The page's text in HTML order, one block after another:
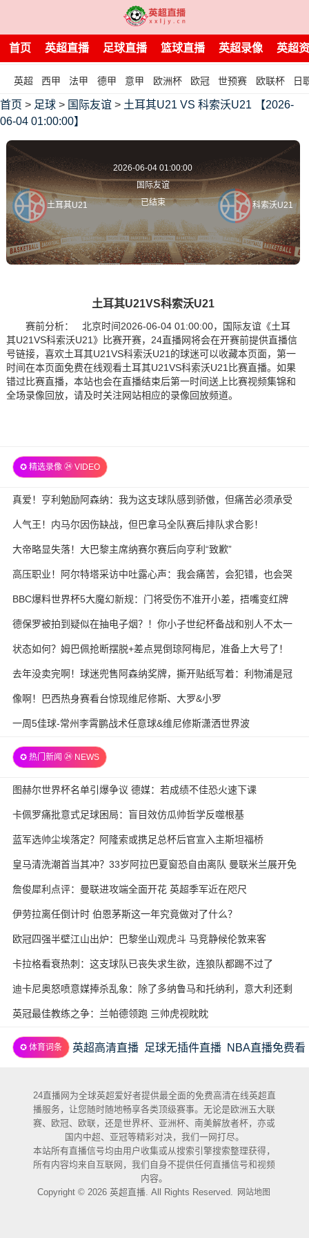
首页 英超直播 足球直播 篮球直播 英超录像 英超
英超 西甲 法甲 德甲 意甲 欧洲杯 欧冠 世预赛 欧联杯 日
首页 > 足球 > 国际友谊 > 土耳其U21 VS 科索沃U21 【2026-
06-04 01:00:00】
土耳其U21
2026-06-04 01:00:00
国际友谊
已结束
科索沃U21
土耳其U21VS科索沃U21
赛前分析： 北京时间2026-06-04 01:00:00，国际友谊《土耳
其U21VS科索沃U21》比赛开赛，24直播网将会在开赛前提供直播信
号链接，喜欢土耳其U21VS科索沃U21的球迷可以收藏本页面，第一
时间在本页面免费在线观看土耳其U21VS科索沃U21比赛直播。如果
错过比赛直播，本站也会在直播结束后第一时间送上比赛视频集锦和
全场录像回放，请及时关注网站相应的录像回放频道。
✪ 精选录像 ㉔ VIDEO
真爱！亨利勉励阿森纳：我为这支球队感到骄傲，但痛苦必须承受
人气王！内马尔因伤缺战，但巴拿马全队赛后排队求合影！
大帝略显失落！大巴黎主席纳赛尔赛后向亨利“致歉”
高压职业！阿尔特塔采访中吐露心声：我会痛苦，会犯错，也会哭
BBC爆料世界杯5大魔幻新规：门将受伤不准开小差，捂嘴变红牌
德保罗被拍到疑似在抽电子烟？！你小子世纪杯备战和别人不太一
样
状态如何？姆巴佩抢断摆脱+差点晃倒琼阿梅尼，准备上大号了！
去年没卖完啊！球迷兜售阿森纳奖牌，撕开贴纸写着：利物浦是冠
军
像啊！巴西热身赛看台惊现维尼修斯、大罗&小罗
一周5佳球-常州李霄鹏战术任意球&维尼修斯潇洒世界波
✪ 热门新闻 ㉔ NEWS
图赫尔世界杯名单引爆争议 德媒：若成绩不佳恐火速下课
卡佩罗痛批意式足球困局：盲目效仿瓜帅哲学反噬根基
蓝军选帅尘埃落定？阿隆索或携足总杯后官宣入主斯坦福桥
皇马清洗潮首当其冲？33岁阿拉巴夏窗恐自由离队 曼联米兰展开免
签争夺战
詹俊犀利点评：曼联进攻端全面开花 英超季军近在咫尺
伊劳拉离任倒计时 伯恩茅斯这一年究竟做对了什么？
欧冠四强半壁江山出炉：巴黎坐山观虎斗 马竞静候伦敦来客
卡拉格看衰热刺：这支球队已丧失求生欲，连狼队都踢不过了
迪卡尼奥怒喷意媒捧杀乱象：除了多纳鲁马和托纳利，意大利还剩
几个真球星？
英冠最佳教练之争：兰帕德领跑 三帅虎视眈眈
✪ 体育词条 英超高清直播 足球无插件直播 NBA直播免费看
24直播网为全球英超爱好者提供最全面的免费高清在线英超直
播服务，让您随时随地畅享各类顶级赛事。无论是欧洲五大联
赛、欧冠、欧联，还是世界杯、亚洲杯、南美解放者杯，亦或
国内中超、亚冠等精彩对决，我们一网打尽。
本站所有直播信号均由用户收集或从搜索引擎搜索整理获得，
所有内容均来自互联网，我们自身不提供任何直播信号和视频
内容。
Copyright © 2026 英超直播. All Rights Reserved.
网站地图